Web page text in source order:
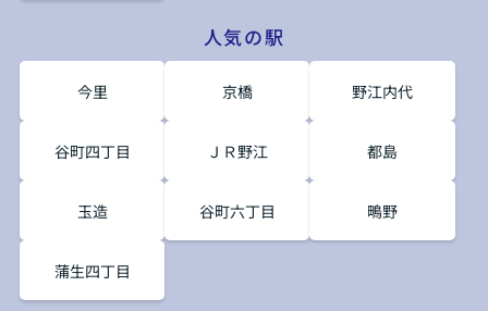
人気の駅
今里 京橋 野江内代
谷町四丁目 ＪＲ野江 都島
玉造 谷町六丁目 鴫野
蒲生四丁目